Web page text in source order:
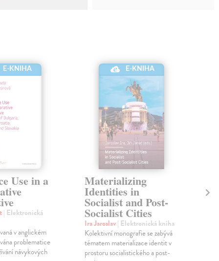
E-KNIHA
Use in a
| Elektronická
v anglickém
problematice
návykových
E-KNIHA
Materializing
Identities in
Socialist and Post-
Socialist Cities
Ira Jaroslav| Elektronická kniha
Kolektivní monografie se zabývá
tématem materializace identit v
prostoru socialistického a post-